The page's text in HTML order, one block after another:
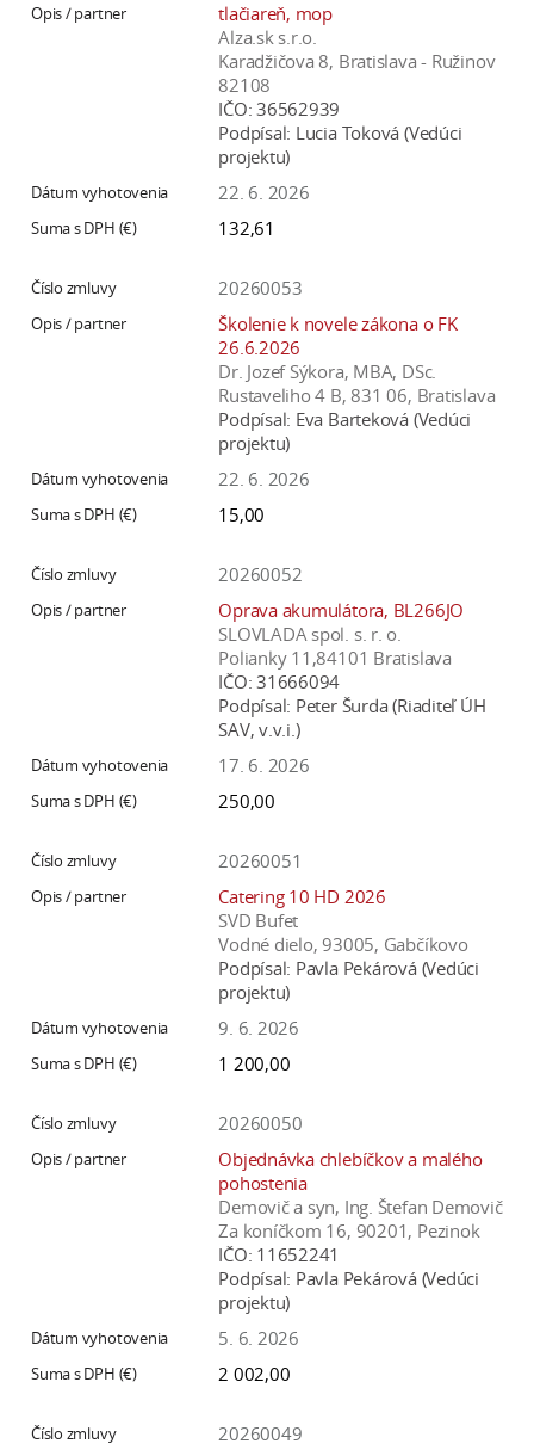
n
k
tlačiareň, mop
Alza.sk s.r.o.
Karadžičova 8, Bratislava - Ružinov
82108
IČO: 36562939
Podpísal: Lucia Toková (Vedúci
projektu)
22. 6. 2026
132,61
20260053
Školenie k novele zákona o FK
26.6.2026
Dr. Jozef Sýkora, MBA, DSc.
Rustaveliho 4 B, 831 06, Bratislava
Podpísal: Eva Barteková (Vedúci
projektu)
22. 6. 2026
15,00
20260052
Oprava akumulátora, BL266JO
SLOVLADA spol. s. r. o.
Polianky 11,84101 Bratislava
IČO: 31666094
Podpísal: Peter Šurda (Riaditeľ ÚH
SAV, v.v.i.)
17. 6. 2026
250,00
20260051
Catering 10 HD 2026
SVD Bufet
Vodné dielo, 93005, Gabčíkovo
Podpísal: Pavla Pekárová (Vedúci
projektu)
9. 6. 2026
1 200,00
20260050
Objednávka chlebíčkov a malého
pohostenia
Demovič a syn, Ing. Štefan Demovič
Za koníčkom 16, 90201, Pezinok
IČO: 11652241
Podpísal: Pavla Pekárová (Vedúci
projektu)
5. 6. 2026
2 002,00
20260049